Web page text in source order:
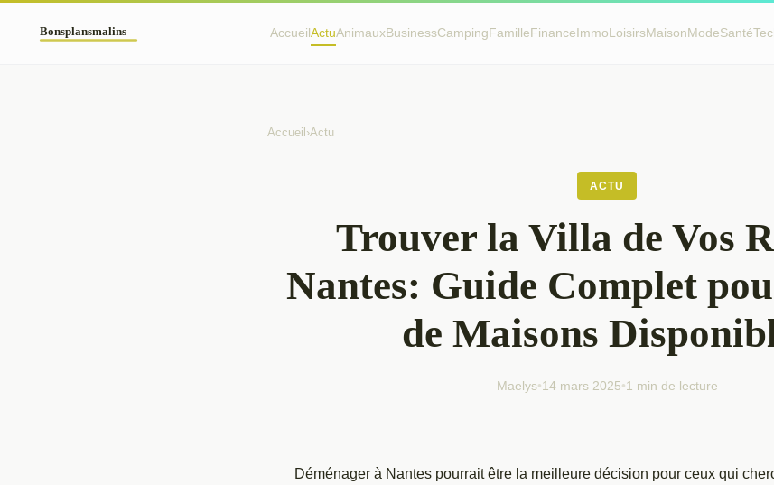
AccueilActuAnimauxBusinessCampingFamilleFinanceImmoLoisirsMaisonModeSanté
Accueil ›Actu
ACTU
Trouver la Villa de Vos
Nantes: Guide Complet
de Maisons
Maelys•14 mars 2025•1 min de lecture
Déménager à Nantes pourrait être la meilleure décision pour ceux qui